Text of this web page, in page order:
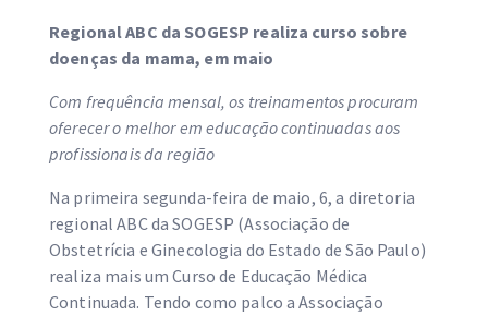
Regional ABC da SOGESP realiza curso sobre
doenças da mama, em maio
Com frequência mensal, os treinamentos procuram
oferecer o melhor em educação continuadas aos
profissionais da região
Na primeira segunda-feira de maio, 6, a diretoria
regional ABC da SOGESP (Associação de
Obstetrícia e Ginecologia do Estado de São Paulo)
realiza mais um Curso de Educação Médica
Continuada. Tendo como palco a Associação